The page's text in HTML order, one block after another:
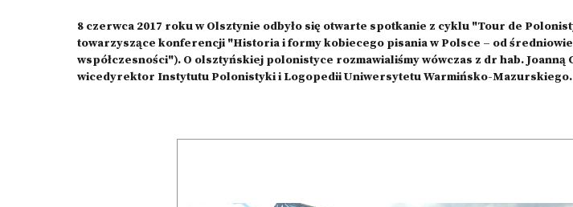
8 czerwca 2017 roku w Olsztynie odbyło się otwarte spotkanie z cyklu "Tour de
towarzyszące konferencji "Historia i formy kobiecego pisania w Polsce – od
współczesności"). O olsztyńskiej polonistyce rozmawialiśmy wówczas z dr hab. Joanną
wicedyrektor Instytutu Polonistyki i Logopedii Uniwersytetu Warmińsko-Mazurskiego.